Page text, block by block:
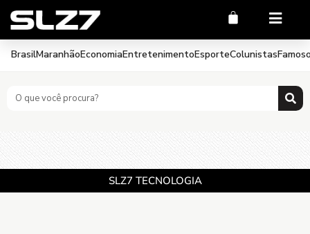
BrasilMaranhãoEconomiaEntretenimentoEsporteColunistas
SLZ7 TECNOLOGIA